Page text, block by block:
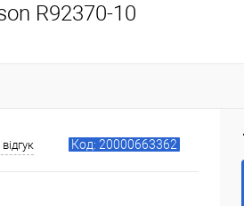
R92370-10
Код: 20000663362